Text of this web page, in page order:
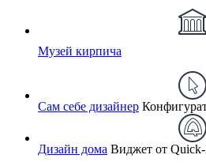
Музей кирпича
Сам себе дизайнер
Дизайн дома Виджет от